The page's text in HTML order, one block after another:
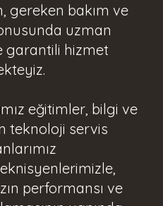
gereken bakım ve
uzman
garantili hizmet
eğitimler, bilgi ve
teknoloji servis
performansı ve